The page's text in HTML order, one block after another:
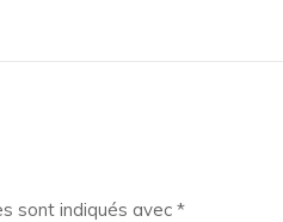
sont indiqués avec *